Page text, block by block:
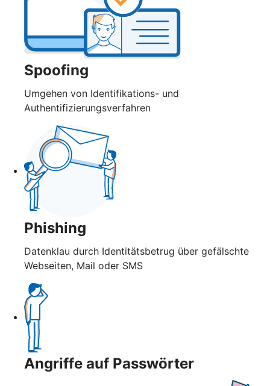
Spoofing
Umgehen von Identifikations- und
Authentifizierungsverfahren
Phishing
Datenklau durch Identitätsbetrug über gefälschte
Webseiten, Mail oder SMS
Angriffe auf Passwörter